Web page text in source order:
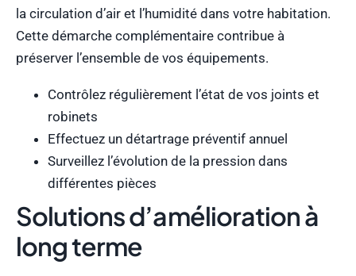
la circulation d’air et l’humidité dans votre habitation.
Cette démarche complémentaire contribue à
préserver l’ensemble de vos équipements.
Contrôlez régulièrement l’état de vos joints et
robinets
Effectuez un détartrage préventif annuel
Surveillez l’évolution de la pression dans
différentes pièces
Solutions d’amélioration à
long terme